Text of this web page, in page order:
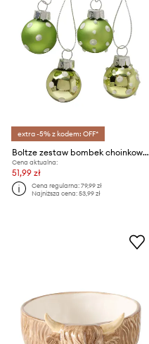
extra -5% z kodem: OFF*
Boltze zestaw bombek choinkowych Punti 3 cm 12-pack
Cena aktualna:
51,99 zł
Cena regularna:79,99 zł
Najniższa cena:53,99 zł